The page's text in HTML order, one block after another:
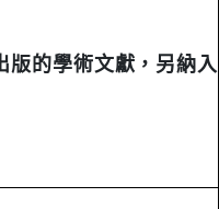
版的學術文獻，另納入